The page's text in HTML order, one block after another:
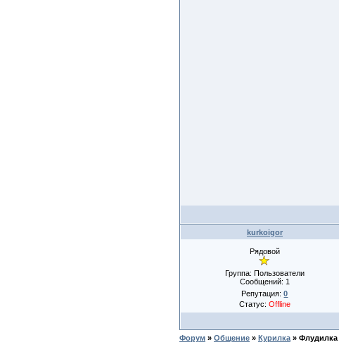
kurkoigor
Рядовой
Группа: Пользователи
Сообщений: 1
Репутация:0
Статус: Offline
Форум » Общение » Курилка » Флудилка